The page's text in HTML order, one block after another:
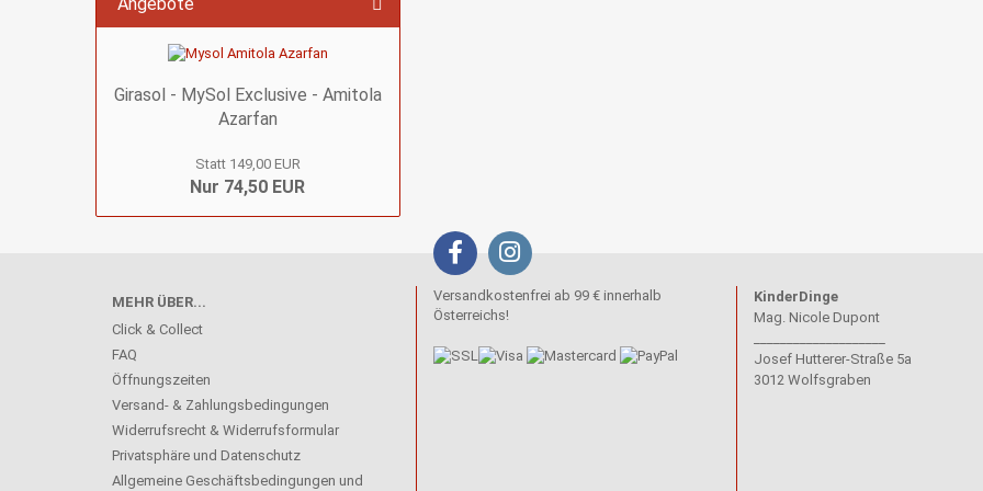
Girasol - MySol Exclusive - Amitola
Azarfan
Statt 149,00 EUR
Nur 74,50 EUR
MEHR ÜBER...
Click & Collect
FAQ
Öffnungszeiten
Versand- & Zahlungsbedingungen
Widerrufsrecht & Widerrufsformular
Privatsphäre und Datenschutz
Allgemeine Geschäftsbedingungen und
Versandkostenfrei ab 99 € innerhalb
Österreichs!
KinderDinge
Mag. Nicole Dupont
Josef Hutterer-Straße 5a
3012 Wolfsgraben